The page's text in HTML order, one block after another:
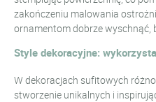
zakończeniu malowania
ornamentom dobrze wyschnąć,
Style dekoracyjne:
W dekoracjach sufitowych
stworzenie unikalnych i